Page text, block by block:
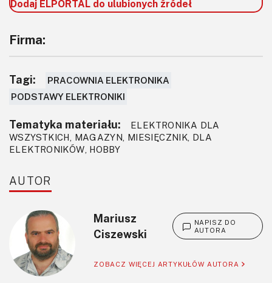
Dodaj ELPORTAL do ulubionych źródeł
Firma:
Tagi:
PRACOWNIA ELEKTRONIKA
PODSTAWY ELEKTRONIKI
Tematyka materiału:
ELEKTRONIKA DLA
WSZYSTKICH, MAGAZYN, MIESIĘCZNIK, DLA
ELEKTRONIKÓW, HOBBY
AUTOR
Mariusz
Ciszewski
NAPISZ DO
AUTORA
ZOBACZ WIĘCEJ ARTYKUŁÓW AUTORA